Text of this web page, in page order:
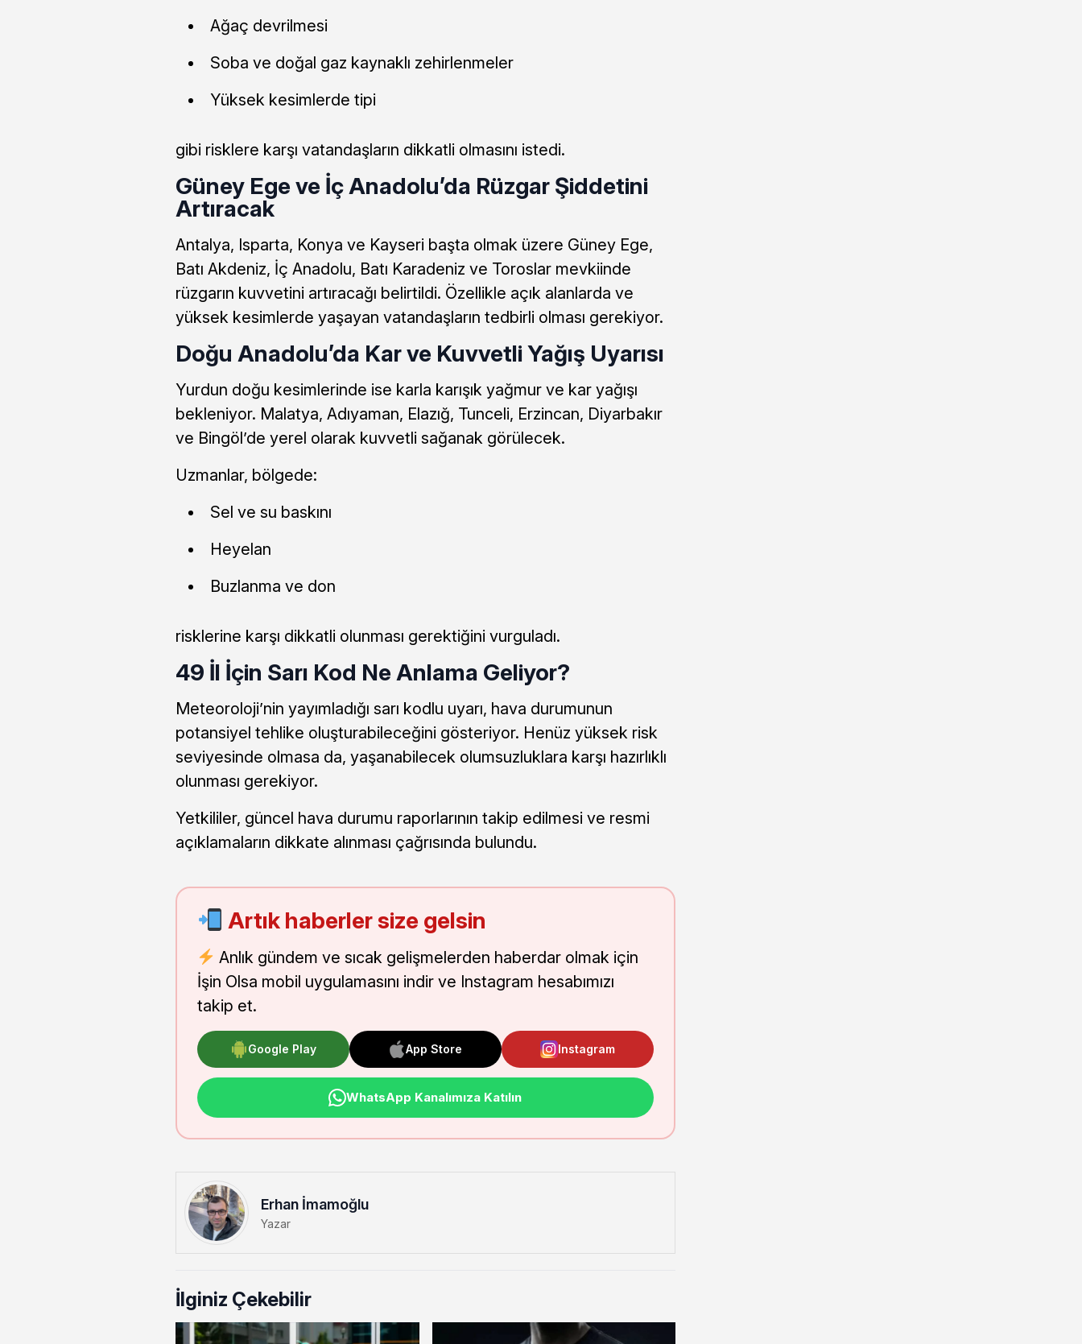
Ağaç devrilmesi
Soba ve doğal gaz kaynaklı zehirlenmeler
Yüksek kesimlerde tipi
gibi risklere karşı vatandaşların dikkatli olmasını istedi.
Güney Ege ve İç Anadolu’da Rüzgar Şiddetini
Artıracak
Antalya, Isparta, Konya ve Kayseri başta olmak üzere Güney Ege,
Batı Akdeniz, İç Anadolu, Batı Karadeniz ve Toroslar mevkiinde
rüzgarın kuvvetini artıracağı belirtildi. Özellikle açık alanlarda ve
yüksek kesimlerde yaşayan vatandaşların tedbirli olması gerekiyor.
Doğu Anadolu’da Kar ve Kuvvetli Yağış Uyarısı
Yurdun doğu kesimlerinde ise karla karışık yağmur ve kar yağışı
bekleniyor. Malatya, Adıyaman, Elazığ, Tunceli, Erzincan, Diyarbakır
ve Bingöl’de yerel olarak kuvvetli sağanak görülecek.
Uzmanlar, bölgede:
Sel ve su baskını
Heyelan
Buzlanma ve don
risklerine karşı dikkatli olunması gerektiğini vurguladı.
49 İl İçin Sarı Kod Ne Anlama Geliyor?
Meteoroloji’nin yayımladığı sarı kodlu uyarı, hava durumunun
potansiyel tehlike oluşturabileceğini gösteriyor. Henüz yüksek risk
seviyesinde olmasa da, yaşanabilecek olumsuzluklara karşı hazırlıklı
olunması gerekiyor.
Yetkililer, güncel hava durumu raporlarının takip edilmesi ve resmi
açıklamaların dikkate alınması çağrısında bulundu.
Artık haberler size gelsin
Anlık gündem ve sıcak gelişmelerden haberdar olmak için
İşin Olsa mobil uygulamasını indir ve Instagram hesabımızı
takip et.
Google Play App Store Instagram
WhatsApp Kanalımıza Katılın
Erhan İmamoğlu
Yazar
İlginiz Çekebilir